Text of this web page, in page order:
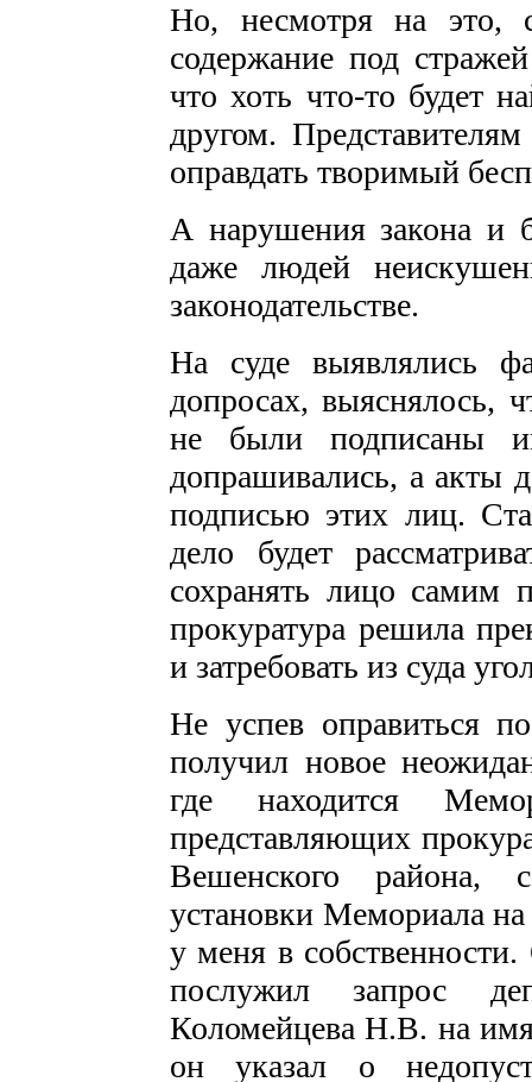
Но, несмотря на это,
содержание под
что хоть что-то будет
другом.
оправдать творимый
А нарушения закона и
даже людей
законодательстве.
На суде выявлялись
допросах, выяснялось,
не были подписаны
допрашивались, а акты
подписью этих лиц.
дело будет
сохранять лицо самим
прокуратура решила
и затребовать из суда
Не успев оправиться
получил новое
где находится
представляющих
Вешенского района,
установки Мемориала
у меня в
послужил запрос
Коломейцева Н.В. на
он указал о